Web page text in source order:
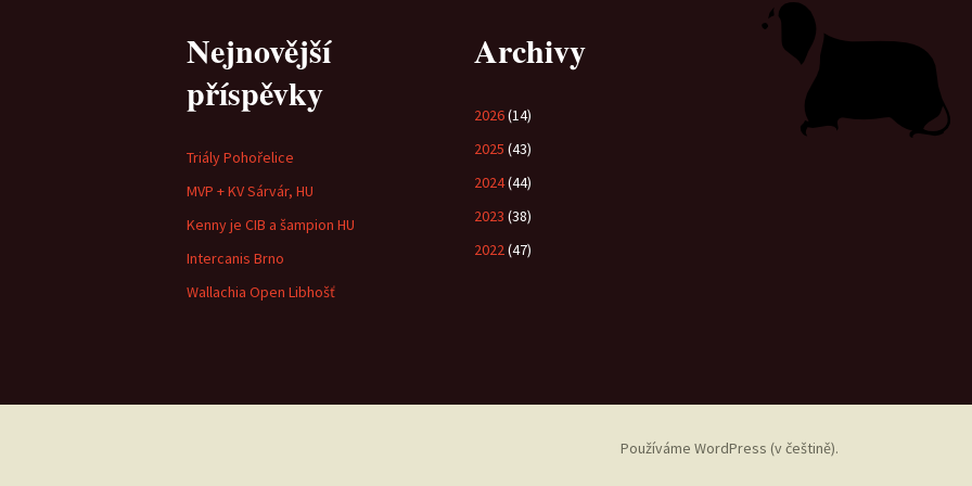
Nejnovější
příspěvky
Triály Pohořelice
MVP + KV Sárvár, HU
Kenny je CIB a šampion HU
Intercanis Brno
Wallachia Open Libhošť
Archivy
2026(14)
2025 (43)
2024(44)
2023 (38)
2022(47)
Používáme WordPress (v češtině).